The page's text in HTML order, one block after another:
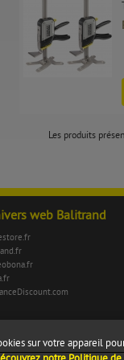
Les produits
web Balitrand
sur votre appareil